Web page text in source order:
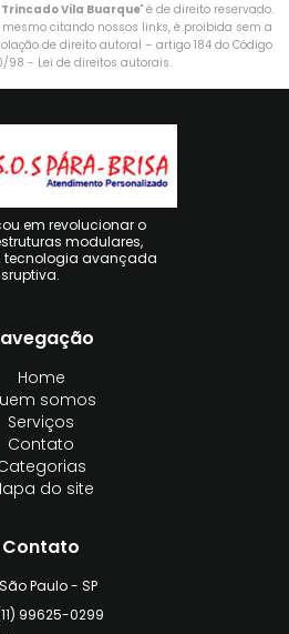
Vila Buarque" é de direito reservado.
citando nossos links, é proibida sem a
de direito autoral – artigo 184 do Código
98 - Lei de direitos autorais.
em revolucionar o
modulares,
tecnologia avançada
Home
Quem somos
Serviços
Contato
Categorias
Mapa do site
Contato
Paulo - SP
99625-0299